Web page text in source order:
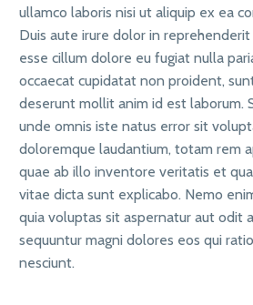
ullamco laboris nisi ut aliquip ex ea
Duis aute irure dolor in
esse cillum dolore eu fugiat nulla
occaecat cupidatat non proident,
deserunt mollit anim id est laborum.
unde omnis iste natus error sit
doloremque laudantium, totam rem
quae ab illo inventore veritatis et
vitae dicta sunt explicabo. Nemo
quia voluptas sit aspernatur aut odit
sequuntur magni dolores eos qui
nesciunt.